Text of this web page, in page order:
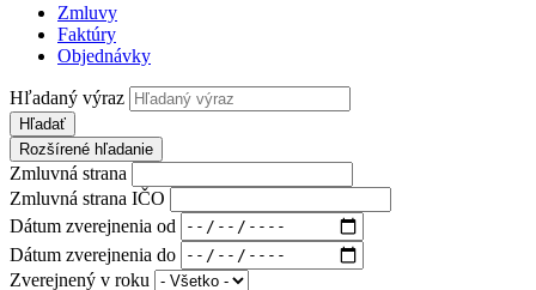
Zmluvy
Faktúry
Objednávky
Hľadaný výraz
Hľadať
Rozšírené hľadanie
Zmluvná strana
Zmluvná strana IČO
Dátum zverejnenia od
Dátum zverejnenia do
Zverejnený v roku